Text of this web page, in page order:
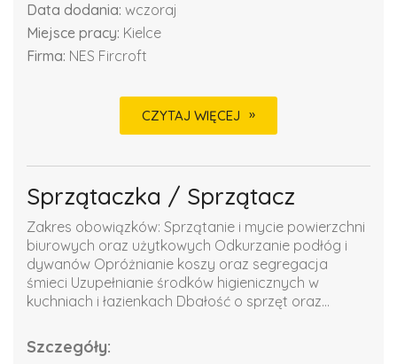
Data dodania: wczoraj
Miejsce pracy: Kielce
Firma: NES Fircroft
CZYTAJ WIĘCEJ
Sprzątaczka / Sprzątacz
Zakres obowiązków: Sprzątanie i mycie powierzchni
biurowych oraz użytkowych Odkurzanie podłóg i
dywanów Opróżnianie koszy oraz segregacja
śmieci Uzupełnianie środków higienicznych w
kuchniach i łazienkach Dbałość o sprzęt oraz...
Szczegóły: